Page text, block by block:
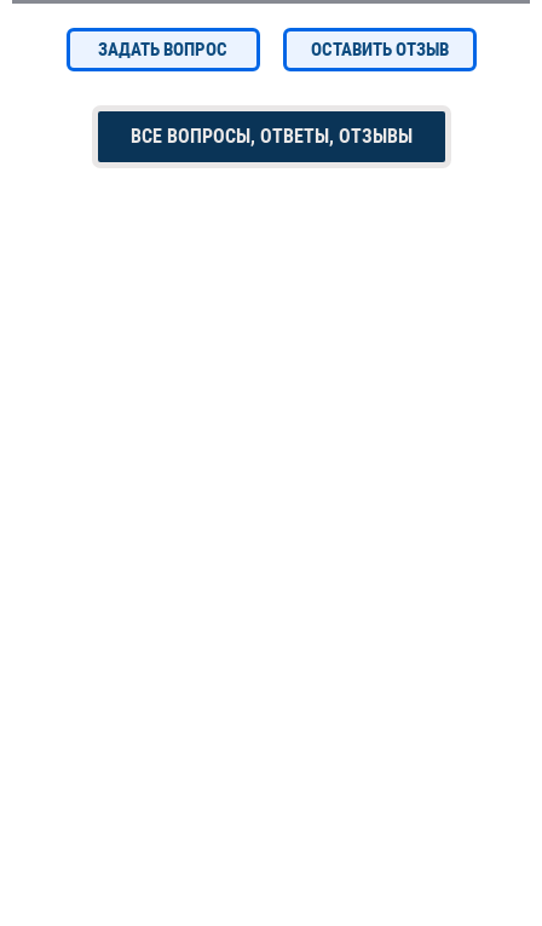
ЗАДАТЬ ВОПРОС ОСТАВИТЬ ОТЗЫВ
ВСЕ ВОПРОСЫ, ОТВЕТЫ, ОТЗЫВЫ